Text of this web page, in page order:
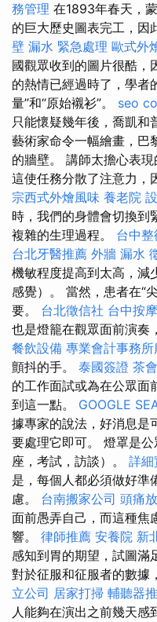
務管理 在1893年春天，
的巨大歷史圖表完工，因
壁 漏水 緊急處理 歐式外
國觀眾收到的圖片很酷
的熱情已經過時了，學者
量”和“原始襯衫”。 seo
只能懷疑幾年後，喬凱和
藝術家命令一幅繪畫，巴
的牆壁。 講師太擔心表
這使任務分散了注意力，
宗西式外燴風味 養老院
時，我們的身體會切換到
複雜的生理過程。 台中
台北牙醫推薦 外牆 漏水
機敏程度提高到太高，減
感覺）。 當然，患者在“
要。 台北徵信社 台中按
也是燈籠在觀眾面前演奏
餐飲設備 專業會計事務所
顫抖的手。 泰國簽證 茶會
的工作面試或為在公眾面
到這一點。 GOOGLE
據專家的說法，好消息是
要處理它即可。 燈罩是
座，考試，訪談）。 詳
是，每個人都必須做好準
慮。 台南搬家公司 頭痛
面前愚弄自己，而這種焦
響。 律師推薦 安養院 新
感知到胃的期望，試圖滿
對於征服和征服者的數據
立公司 居家打掃 輔聽器
人能夠在演出之前幾天感